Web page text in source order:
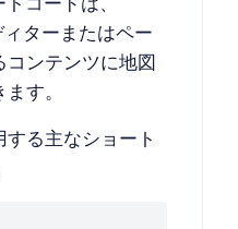
コードは、
ターまたはペー
コンテンツに地図
す。
る主なショート